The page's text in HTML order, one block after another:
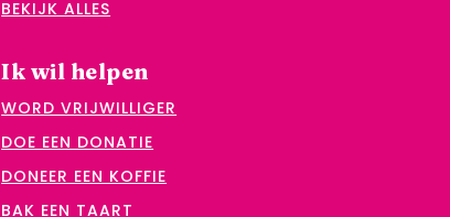
BEKIJK ALLES
Ik wil helpen
WORD VRIJWILLIGER
DOE EEN DONATIE
DONEER EEN KOFFIE
BAK EEN TAART